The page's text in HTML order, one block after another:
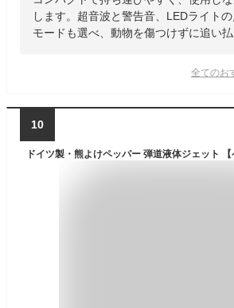
します。超音波と警告音、LEDライトの
モードも選べ、動物を傷つけずに追い
全てのお
10